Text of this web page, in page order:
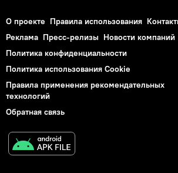
О проекте Правила использования
Реклама Пресс-релизы Новости компаний
Политика конфиденциальности
Политика использования Cookie
Правила применения рекомендательных
технологий
Обратная связь